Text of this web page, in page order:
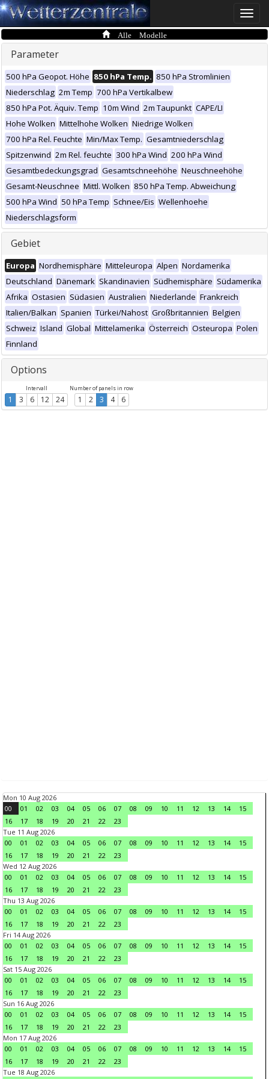
Toggle
Alle Modelle
Parameter
500 hPa Geopot. Höhe 850 hPa Temp. 850 hPa Stromlinien
Niederschlag 2m Temp 700 hPa Vertikalbew
850 hPa Pot. Äquiv. Temp 10m Wind 2m Taupunkt CAPE/LI
Hohe Wolken Mittelhohe Wolken Niedrige Wolken
700 hPa Rel. Feuchte Min/Max Temp. Gesamtniederschlag
Spitzenwind 2m Rel. feuchte 300 hPa Wind 200 hPa Wind
Gesamtbedeckungsgrad Gesamtschneehöhe Neuschneehöhe
Gesamt-Neuschnee Mittl. Wolken 850 hPa Temp. Abweichung
500 hPa Wind 50 hPa Temp Schnee/Eis Wellenhoehe
Niederschlagsform
Gebiet
Europa Nordhemisphäre Mitteleuropa Alpen Nordamerika
Deutschland Dänemark Skandinavien Südhemisphäre Südamerika
Afrika Ostasien Südasien Australien Niederlande Frankreich
Italien/Balkan Spanien Türkei/Nahost Großbritannien Belgien
Schweiz Island Global Mittelamerika Österreich Osteuropa Polen
Finnland
Options
Intervall
1 3 6 12 24
Number of panels in row
1 2 3 4 6
Mon 10 Aug 2026
00
01 02 03 04 05 06 07 08 09 10 11 12 13 14
15
16
17 18 19 20 21 22
23
Tue 11 Aug 2026
00
01 02 03 04 05 06 07 08 09 10 11 12 13 14
15
16
17 18 19 20 21 22
23
Wed 12 Aug 2026
00
01 02 03 04 05 06 07 08 09 10 11 12 13 14
15
16
17 18 19 20 21 22
23
Thu 13 Aug 2026
00
01 02 03 04 05 06 07 08 09 10 11 12 13 14
15
16
17 18 19 20 21 22
23
Fri 14 Aug 2026
00
01 02 03 04 05 06 07 08 09 10 11 12 13 14
15
16
17 18 19 20 21 22
23
Sat 15 Aug 2026
00
01 02 03 04 05 06 07 08 09 10 11 12 13 14
15
16
17 18 19 20 21 22
23
Sun 16 Aug 2026
00
01 02 03 04 05 06 07 08 09 10 11 12 13 14
15
16
17 18 19 20 21 22
23
Mon 17 Aug 2026
00
01 02 03 04 05 06 07 08 09 10 11 12 13 14
15
16
17 18 19 20 21 22
23
Tue 18 Aug 2026